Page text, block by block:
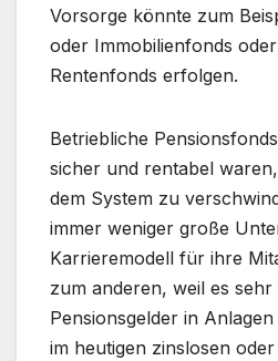
Vorsorge könnte zum
oder Immobilienfonds
Rentenfonds erfolgen.
Betriebliche
sicher und rentabel
dem System zu
immer weniger große
Karrieremodell für ihre
zum anderen, weil es sehr
Pensionsgelder in
im heutigen zinslosen